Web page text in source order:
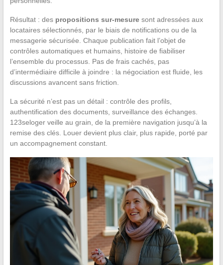
Résultat : des propositions sur-mesuresont adressées aux
locataires sélectionnés, par le biais de notifications ou de la
messagerie sécurisée. Chaque publication fait l’objet de
contrôles automatiques et humains, histoire de fiabiliser
l’ensemble du processus. Pas de frais cachés, pas
d’intermédiaire difficile à joindre : la négociation est fluide, les
discussions avancent sans friction.
La sécurité n’est pas un détail : contrôle des profils,
authentification des documents, surveillance des échanges.
123seloger veille au grain, de la première navigation jusqu’à la
remise des clés. Louer devient plus clair, plus rapide, porté par
un accompagnement constant.